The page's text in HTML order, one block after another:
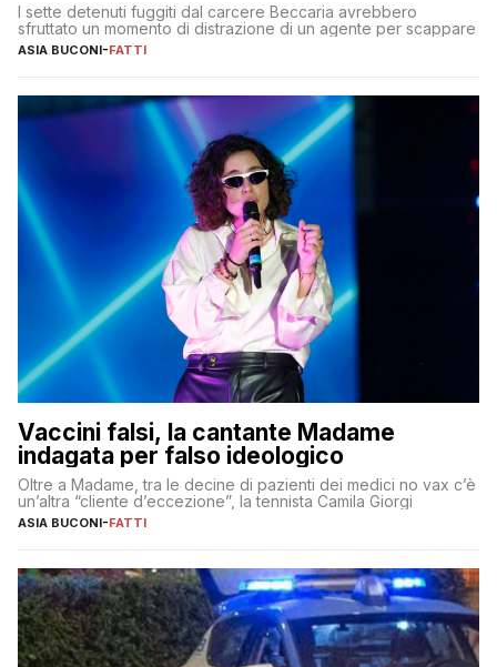
I sette detenuti fuggiti dal carcere Beccaria avrebbero
sfruttato un momento di distrazione di un agente per scappare
ASIA BUCONI-FATTI
Vaccini falsi, la cantante Madame
indagata per falso ideologico
Oltre a Madame, tra le decine di pazienti dei medici no vax c’è
un’altra “cliente d’eccezione”, la tennista Camila Giorgi
ASIA BUCONI-FATTI